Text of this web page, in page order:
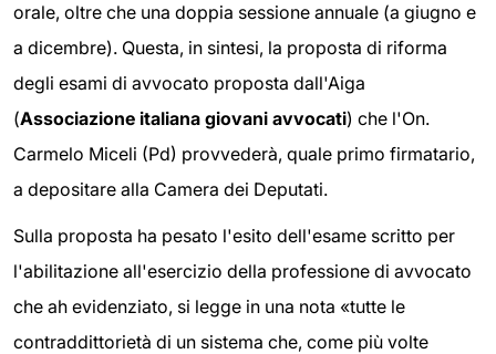
orale, oltre che una doppia sessione annuale (a giugno e
a dicembre). Questa, in sintesi, la proposta di riforma
degli esami di avvocato proposta dall'Aiga
(Associazione italiana giovani avvocati) che l'On.
Carmelo Miceli (Pd) provvederà, quale primo firmatario,
a depositare alla Camera dei Deputati.
Sulla proposta ha pesato l'esito dell'esame scritto per
l'abilitazione all'esercizio della professione di avvocato
che ah evidenziato, si legge in una nota «tutte le
contraddittorietà di un sistema che, come più volte